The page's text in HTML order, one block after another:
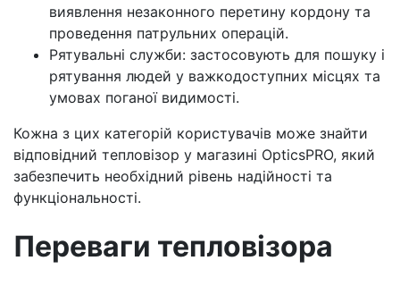
виявлення незаконного перетину кордону та
проведення патрульних операцій.
Рятувальні служби: застосовують для пошуку і
рятування людей у важкодоступних місцях та
умовах поганої видимості.
Кожна з цих категорій користувачів може знайти
відповідний тепловізор у магазині OpticsPRO, який
забезпечить необхідний рівень надійності та
функціональності.
Переваги тепловізора